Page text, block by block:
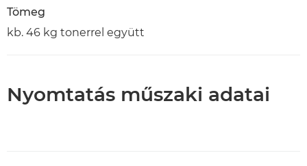
Tömeg
kb. 46 kg tonerrel együtt
Nyomtatás műszaki adatai